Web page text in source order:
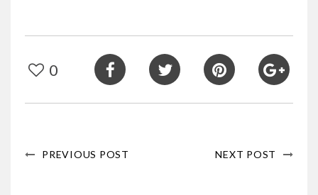
0
PREVIOUS POST NEXT POST